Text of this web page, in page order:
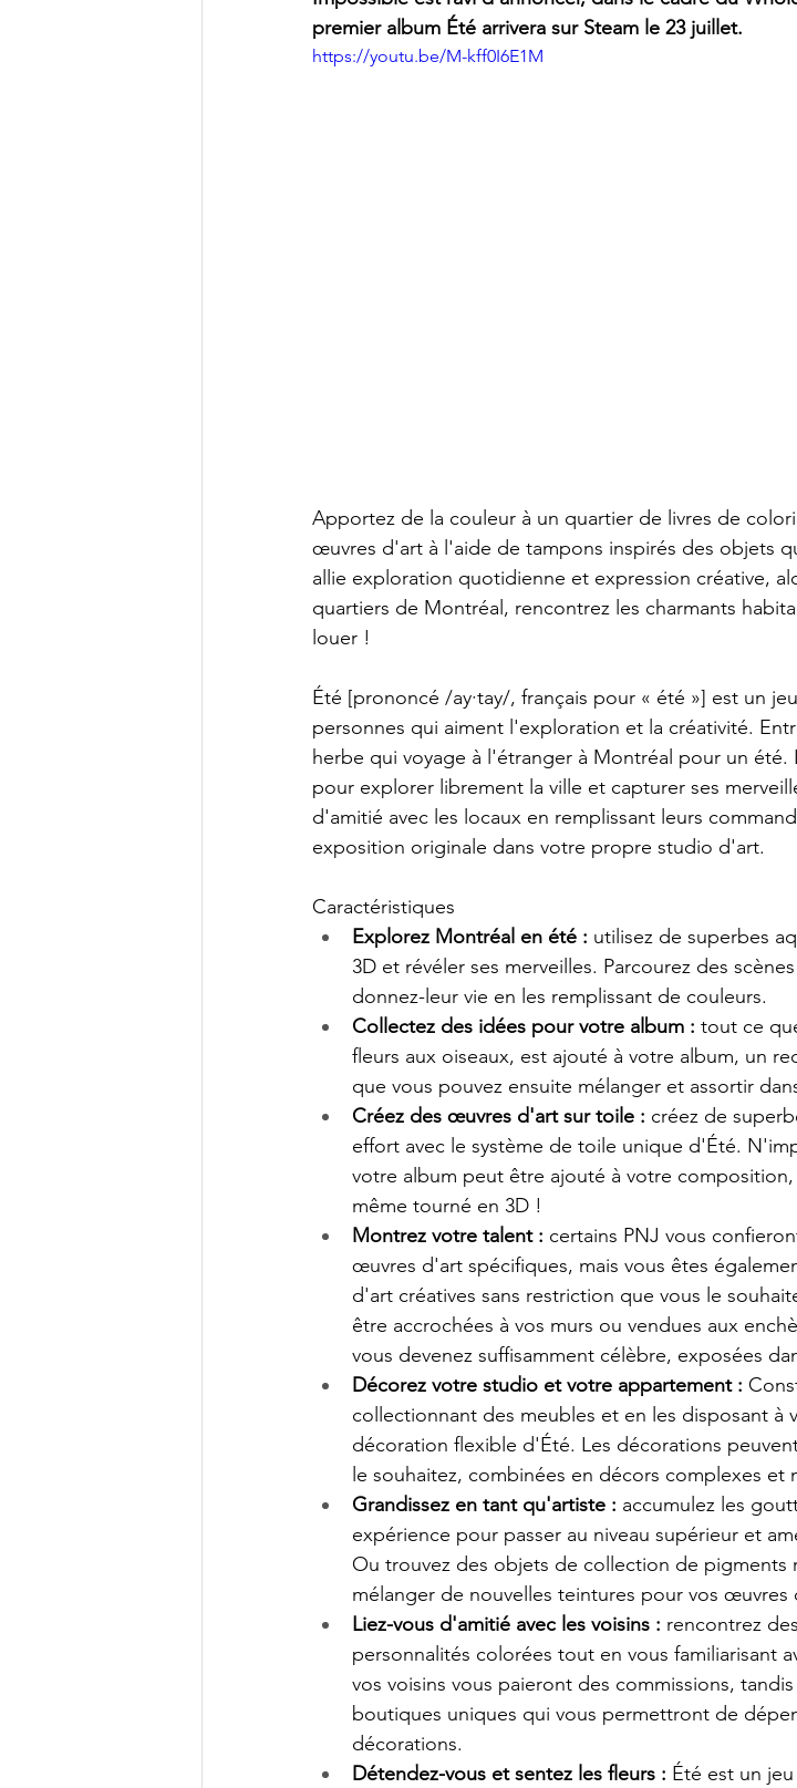
premier album Été arrivera sur Steam le 23 juillet.
https://youtu.be/M-kff0I6E1M
Apportez de la couleur à un quartier de livres de
œuvres d'art à l'aide de tampons inspirés des objets
allie exploration quotidienne et expression créative,
quartiers de Montréal, rencontrez les charmants
louer !
Été [prononcé /ay·tay/, français pour « été »] est un
personnes qui aiment l'exploration et la créativité.
herbe qui voyage à l'étranger à Montréal pour un été.
pour explorer librement la ville et capturer ses
d'amitié avec les locaux en remplissant leurs
exposition originale dans votre propre studio d'art.
Caractéristiques
Explorez Montréal en été : utilisez de superbes
3D et révéler ses merveilles. Parcourez des
donnez-leur vie en les remplissant de couleurs.
Collectez des idées pour votre album : tout ce
fleurs aux oiseaux, est ajouté à votre album, un
que vous pouvez ensuite mélanger et assortir
Créez des œuvres d'art sur toile : créez de
effort avec le système de toile unique d'Été.
votre album peut être ajouté à votre
même tourné en 3D !
Montrez votre talent : certains PNJ vous
œuvres d'art spécifiques, mais vous êtes
d'art créatives sans restriction que vous le
être accrochées à vos murs ou vendues aux
vous devenez suffisamment célèbre, exposées
Décorez votre studio et votre appartement :
collectionnant des meubles et en les disposant à
décoration flexible d'Été. Les décorations
le souhaitez, combinées en décors complexes et
Grandissez en tant qu'artiste : accumulez les
expérience pour passer au niveau supérieur et
Ou trouvez des objets de collection de pigments
mélanger de nouvelles teintures pour vos
Liez-vous d'amitié avec les voisins : rencontrez
personnalités colorées tout en vous familiarisant
vos voisins vous paieront des commissions,
boutiques uniques qui vous permettront de
décorations.
Détendez-vous et sentez les fleurs : Été est un